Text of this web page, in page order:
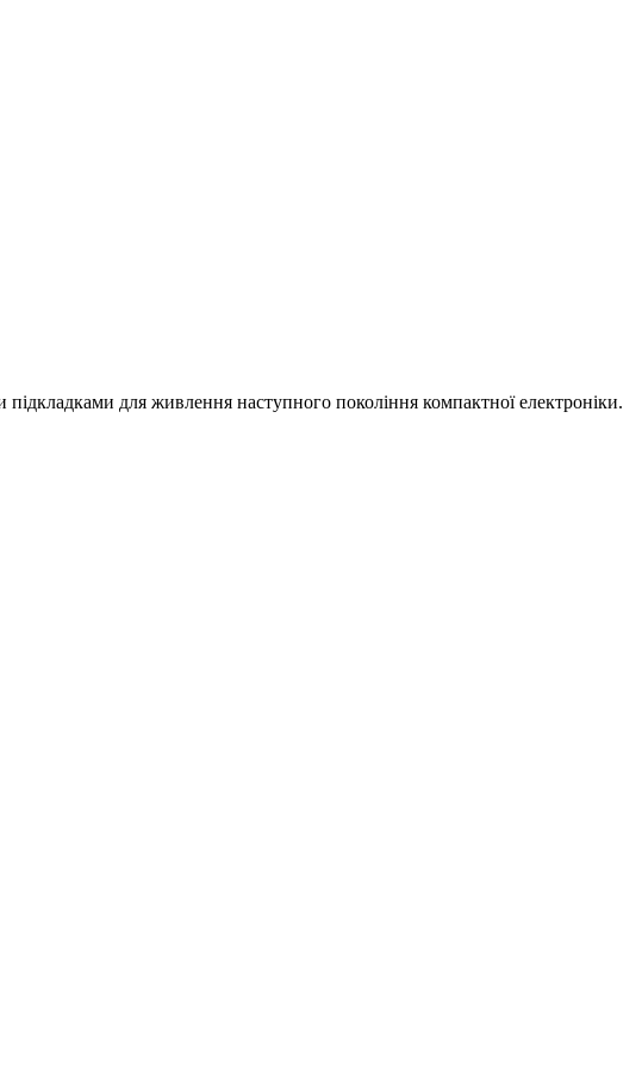
для живлення наступного покоління компактної електроніки.